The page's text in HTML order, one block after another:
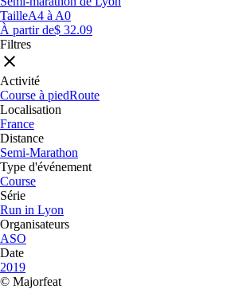
TailleA4 à A0
À partir de$ 32.09
Filtres
Activité
Course à piedRoute
Localisation
France
Distance
Semi-Marathon
Type d'événement
Course
Série
Run in Lyon
Organisateurs
ASO
Date
2019
© Majorfeat